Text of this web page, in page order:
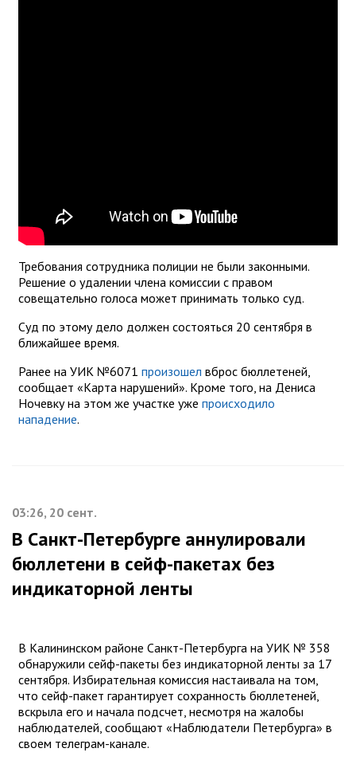
Требования сотрудника полиции не были законными.
Решение о удалении члена комиссии с правом
совещательно голоса может принимать только суд.
Суд по этому дело должен состояться 20 сентября в
ближайшее время.
Ранее на УИК №6071 произошел вброс бюллетеней,
сообщает «Карта нарушений». Кроме того, на Дениса
Ночевку на этом же участке уже происходило
нападение.
03:26, 20 сент.
В Санкт-Петербурге аннулировали
бюллетени в сейф-пакетах без
индикаторной ленты
В Калининском районе Санкт-Петербурга на УИК № 358
обнаружили сейф-пакеты без индикаторной ленты за 17
сентября. Избирательная комиссия настаивала на том,
что сейф-пакет гарантирует сохранность бюллетеней,
вскрыла его и начала подсчет, несмотря на жалобы
наблюдателей, сообщают «Наблюдатели Петербурга» в
своем телеграм-канале.